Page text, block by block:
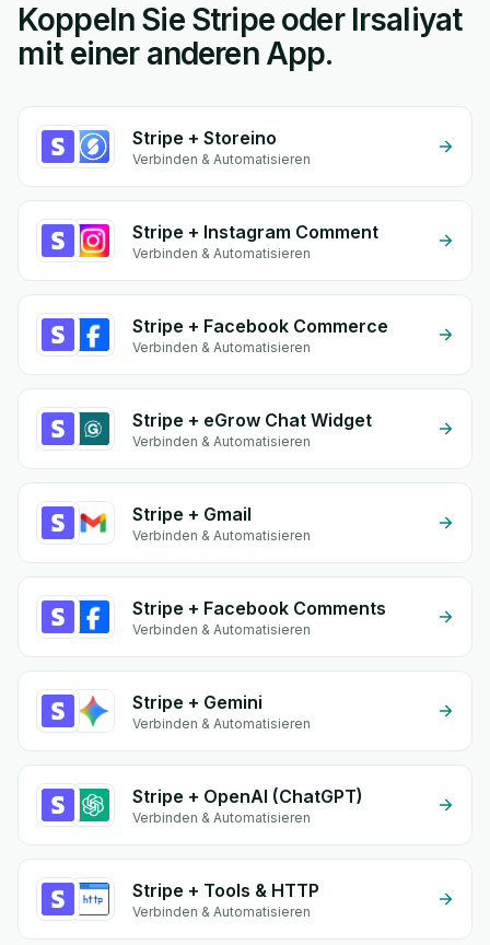
Koppeln Sie Stripe oder Irsaliyat
mit einer anderen App.
Stripe + Storeino
Verbinden & Automatisieren
Stripe + Instagram Comment
Verbinden & Automatisieren
Stripe + Facebook Commerce
Verbinden & Automatisieren
Stripe + eGrow Chat Widget
Verbinden & Automatisieren
Stripe + Gmail
Verbinden & Automatisieren
Stripe + Facebook Comments
Verbinden & Automatisieren
Stripe + Gemini
Verbinden & Automatisieren
Stripe + OpenAI (ChatGPT)
Verbinden & Automatisieren
Stripe + Tools & HTTP
Verbinden & Automatisieren